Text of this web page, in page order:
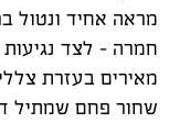
מראה אחיד ונטול
חמרה – לצד נגיעות
מאירים בעזרת
שחור פחם שמתיל